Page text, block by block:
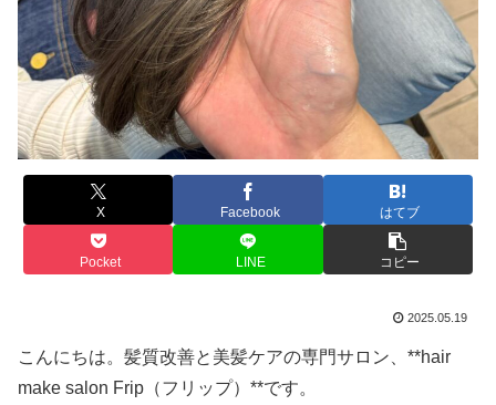
X Facebook はてブ
Pocket LINE コピー
2025.05.19
こんにちは。髪質改善と美髪ケアの専門サロン、**hair
make salon Frip（フリップ）**です。